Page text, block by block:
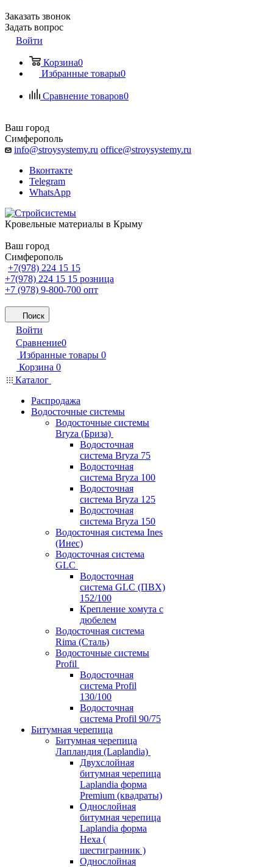
Заказать звонок
Задать вопрос
Войти
Корзина0
Избранные товары0
Сравнение товаров0
Ваш город
Симферополь
info@stroysystemy.ru office@stroysystemy.ru
Вконтакте
Telegram
WhatsApp
Кровельные материалы в Крыму
Ваш город
Симферополь
+7(978) 224 15 15
+7(978) 224 15 15 розница
+7 (978) 9-800-700 опт
Поиск
Войти
Сравнение0
Избранные товары 0
Корзина 0
Каталог
Распродажа
Водосточные системы
Водосточные системы
Bryza (Бриза)
Водосточная
система Bryza 75
Водосточная
система Bryza 100
Водосточная
система Bryza 125
Водосточная
система Bryza 150
Водосточная система Ines
(Инес)
Водосточная система
GLC
Водосточная
система GLC (ПВХ)
152/100
Крепление хомута с
дюбелем
Водосточная система
Rima (Сталь)
Водосточные системы
Profil
Водосточная
система Profil
130/100
Водосточная
система Profil 90/75
Битумная черепица
Битумная черепица
Лапландия (Laplandia)
Двухслойная
битумная черепица
Laplandia форма
Premium (квадраты)
Однослойная
битумная черепица
Laplandia форма
Hexa (
шестигранник )
Однослойная